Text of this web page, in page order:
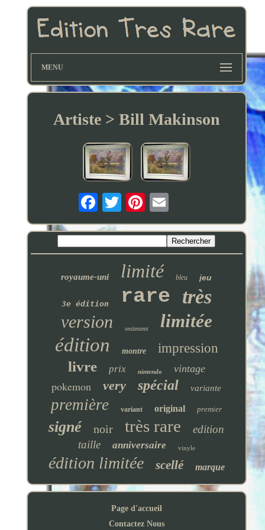
MENU
Artiste > Bill Makinson
royaume-uni limité bleu jeu
3e édition rare très
version seulement limitée
édition montre impression
livre prix nintendo vintage
pokemon very spécial variante
première variant original premier
signé noir très rare
edition
taille
anniversaire vinyle
édition limitée scellé marque
Page d'accueil
Contactez Nous